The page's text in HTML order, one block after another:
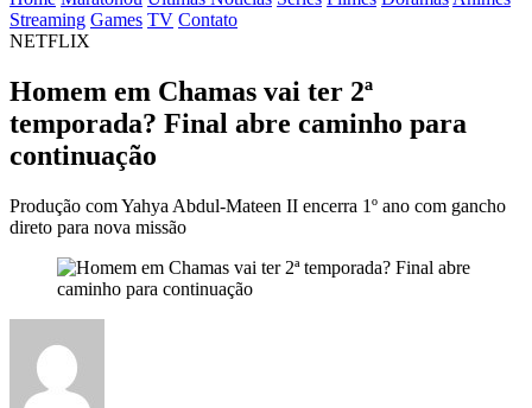
Streaming Games TV Contato
NETFLIX
Homem em Chamas vai ter 2ª
temporada? Final abre caminho para
continuação
Produção com Yahya Abdul-Mateen II encerra 1º ano com gancho
direto para nova missão